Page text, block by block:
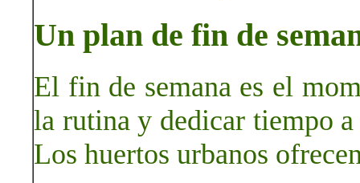
Un plan de fin de
El fin de semana es el
la rutina y dedicar tiempo
Los huertos urbanos